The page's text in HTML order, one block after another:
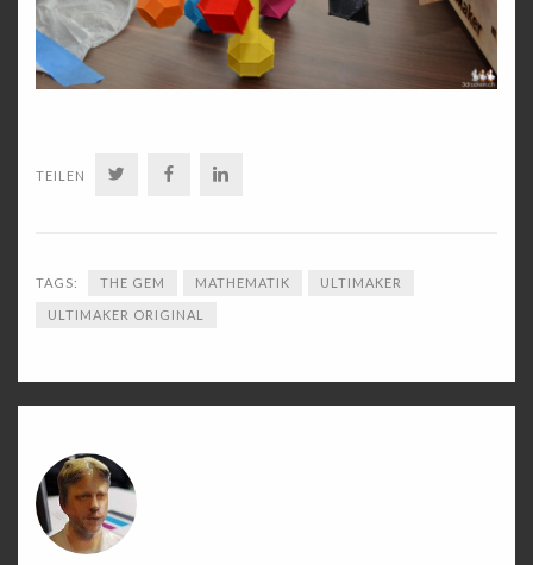
TEILEN TWITTERFACEBOOK
TAGS: THE GEM MATHEMATIK ULTIMAKER
ULTIMAKER ORIGINAL